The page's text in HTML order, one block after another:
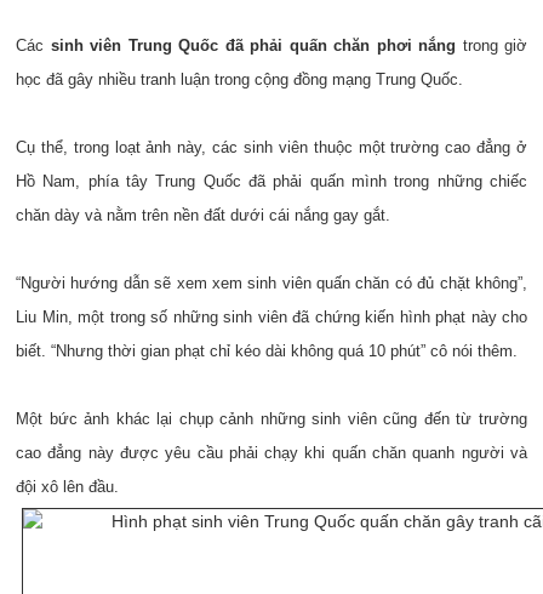
Các sinh viên Trung Quốc đã phải quấn chăn phơi nắng trong giờ
học đã gây nhiều tranh luận trong cộng đồng mạng Trung Quốc.
Cụ thể, trong loạt ảnh này, các sinh viên thuộc một trường cao đẳng ở
Hồ Nam, phía tây Trung Quốc đã phải quấn mình trong những chiếc
chăn dày và nằm trên nền đất dưới cái nắng gay gắt.
“Người hướng dẫn sẽ xem xem sinh viên quấn chăn có đủ chặt không”,
Liu Min, một trong số những sinh viên đã chứng kiến hình phạt này cho
biết. “Nhưng thời gian phạt chỉ kéo dài không quá 10 phút” cô nói thêm.
Một bức ảnh khác lại chụp cảnh những sinh viên cũng đến từ trường
cao đẳng này được yêu cầu phải chạy khi quấn chăn quanh người và
đội xô lên đầu.